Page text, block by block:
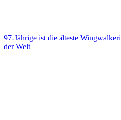
97-Jährige ist die älteste
der Welt